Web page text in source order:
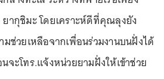
ยากุชิมะ โดยเคราะห์ดีที่คุณลุงยัง
มช่วยเหลือจากเพื่อนร่วมงานบนฝั่งได้
จะโทร.แจ้งหน่วยยามฝั่งให้เข้าช่วย